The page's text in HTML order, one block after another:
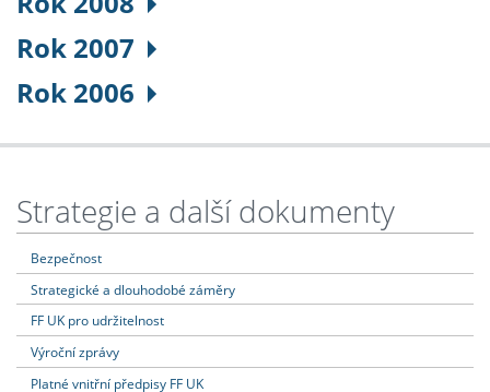
Rok 2007
Rok 2006
Strategie a další dokumenty
Bezpečnost
Strategické a dlouhodobé záměry
FF UK pro udržitelnost
Výroční zprávy
Platné vnitřní předpisy FF UK